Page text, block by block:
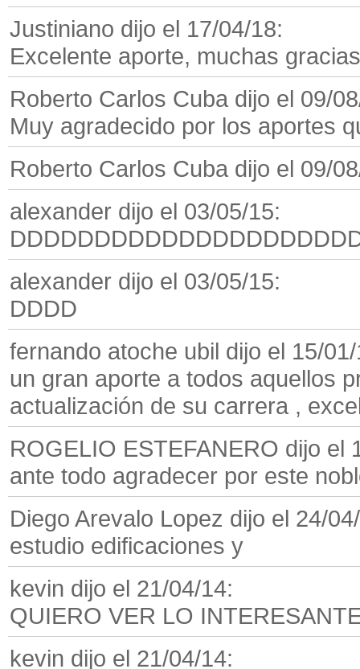
Justiniano dijo el 17/04/18:
Excelente aporte, muchas gracias
Roberto Carlos Cuba dijo el 09/
Muy agradecido por los aportes
Roberto Carlos Cuba dijo el 09/
alexander dijo el 03/05/15:
alexander dijo el 03/05/15:
DDDD
fernando atoche ubil dijo el 15/
un gran aporte a todos aquellos
actualización de su carrera ,
ROGELIO ESTEFANERO dijo el
ante todo agradecer por este
Diego Arevalo Lopez dijo el 24/
estudio edificaciones y
kevin dijo el 21/04/14:
QUIERO VER LO
kevin dijo el 21/04/14: